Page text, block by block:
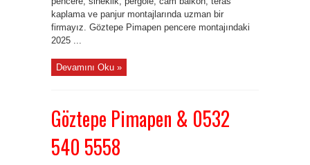
kaplama ve panjur montajlarında uzman bir
firmayız. Göztepe Pimapen pencere montajındaki
2025 ...
Devamını Oku »
Göztepe Pimapen & 0532
540 5558